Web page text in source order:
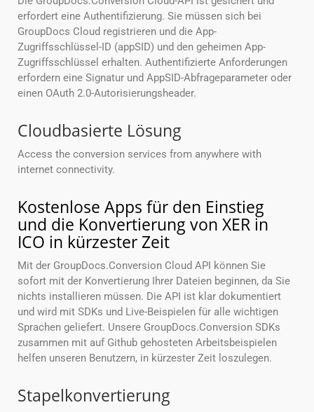
erfordert eine Authentifizierung. Sie müssen sich bei
GroupDocs Cloud registrieren und die App-
Zugriffsschlüssel-ID (appSID) und den geheimen App-
Zugriffsschlüssel erhalten. Authentifizierte Anforderungen
erfordern eine Signatur und AppSID-Abfrageparameter oder
einen OAuth 2.0-Autorisierungsheader.
Cloudbasierte Lösung
Access the conversion services from anywhere with
internet connectivity.
Kostenlose Apps für den Einstieg
und die Konvertierung von XER in
ICO in kürzester Zeit
Mit der GroupDocs.Conversion Cloud API können Sie
sofort mit der Konvertierung Ihrer Dateien beginnen, da Sie
nichts installieren müssen. Die API ist klar dokumentiert
und wird mit SDKs und Live-Beispielen für alle wichtigen
Sprachen geliefert. Unsere GroupDocs.Conversion SDKs
zusammen mit auf Github gehosteten Arbeitsbeispielen
helfen unseren Benutzern, in kürzester Zeit loszulegen.
Stapelkonvertierung